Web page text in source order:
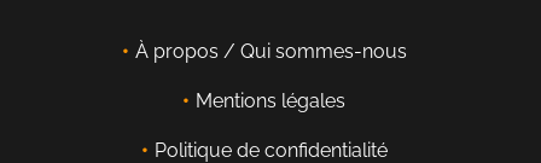
À propos / Qui sommes-nous
Mentions légales
Politique de confidentialité